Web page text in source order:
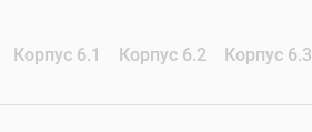
Корпус 6.1 Корпус 6.2 Корпус 6.3